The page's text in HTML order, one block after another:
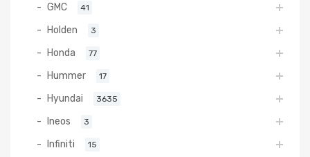
GMC 41
Holden 3
Honda 77
Hummer 17
Hyundai 3635
Ineos 3
Infiniti 15